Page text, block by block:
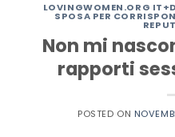
LOVINGWOMEN.ORG
SPOSA PER
Non mi
rapporti
POSTED ON